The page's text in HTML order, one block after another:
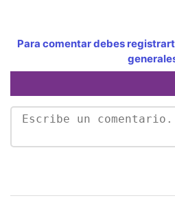
Para comentar debes